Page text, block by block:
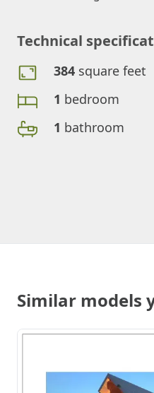
Technical
384 square feet
1 bedroom
1 bathroom
Similar models